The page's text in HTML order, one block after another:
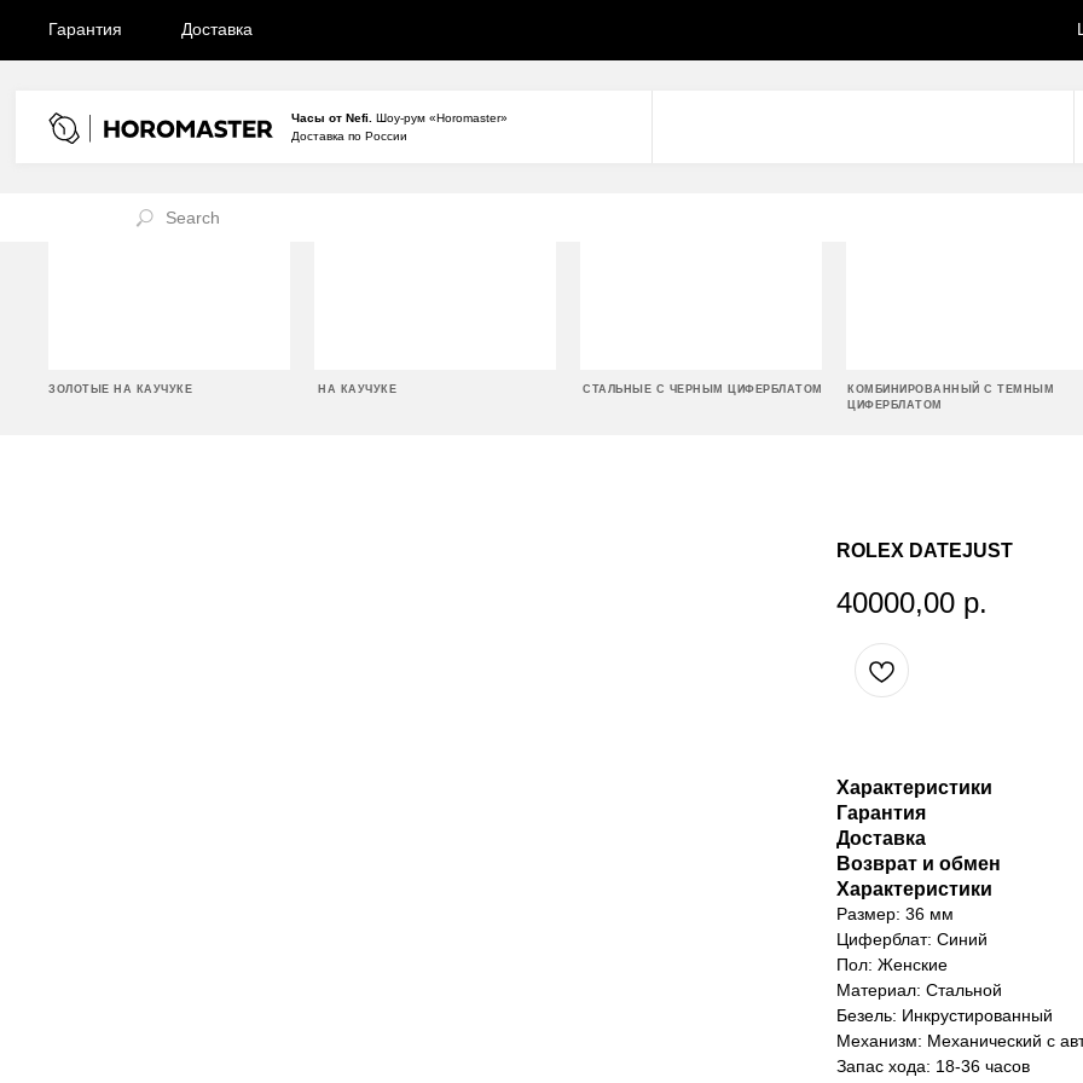
Гарантия Доставка
Часы от Nefi.
Шоу-рум «Horomaster»
Доставка по России
ЗОЛОТЫЕ НА КАУЧУКЕ НА КАУЧУКЕ СТАЛЬНЫЕ С ЧЕРНЫМ ЦИФЕРБЛАТОМ
КОМБИНИРОВАННЫЙ С ТЕМНЫМ
ЦИФЕРБЛАТОМ
ROLEX DATEJUST
40000,00 р.
Характеристики
Гарантия
Доставка
Возврат и обмен
Характеристики
Размер: 36 мм
Циферблат: Синий
Пол: Женские
Материал: Стальной
Безель: Инкрустированный
Механизм: Механический с
Запас хода: 18-36 часов